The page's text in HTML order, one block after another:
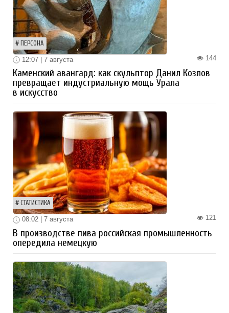
ПЕРСОНА
144
12:07 | 7 августа
Каменский авангард: как скульптор Данил Козлов
превращает индустриальную мощь Урала
в искусство
СТАТИСТИКА
121
08:02 | 7 августа
В производстве пива российская промышленность
опередила немецкую